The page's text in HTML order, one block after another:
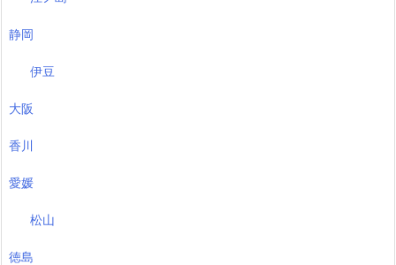
静岡
伊豆
大阪
香川
愛媛
松山
徳島